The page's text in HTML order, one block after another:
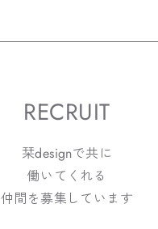
RECRUIT
栞designで共に
働いてくれる
仲間を募集しています